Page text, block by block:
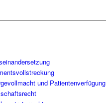
und Patientenverfügung